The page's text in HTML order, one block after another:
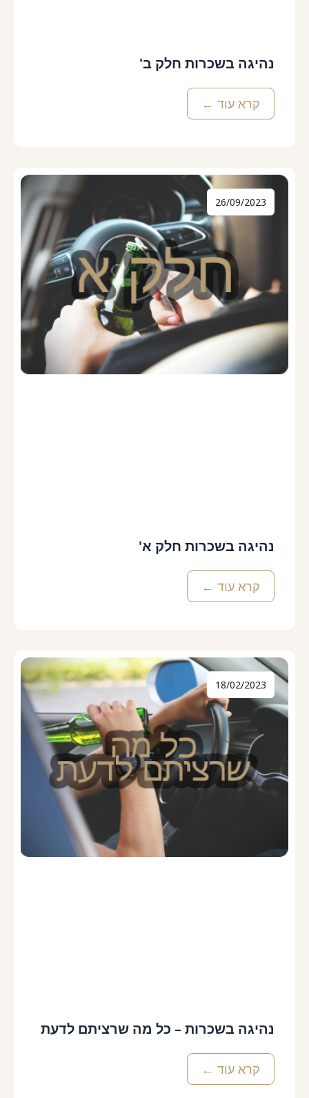
נהיגה בשכרות חלק ב'
קרא עוד ←
נהיגה בשכרות חלק א'
קרא עוד ←
26/09/2023
נהיגה בשכרות – כל מה שרציתם לדעת
קרא עוד ←
18/02/2023